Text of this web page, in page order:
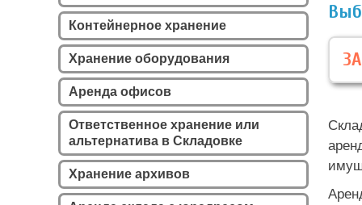
Контейнерное хранение
Хранение оборудования
Аренда офисов
Ответственное хранение или
альтернатива в Складовке
Хранение архивов